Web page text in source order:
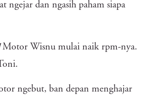
ngejar dan ngasih paham siapa
Motor Wisnu mulai naik rpm-nya.
ngebut, ban depan menghajar